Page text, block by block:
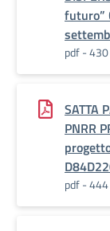
futuro”
pdf -
SATTA
PNRR
pdf -